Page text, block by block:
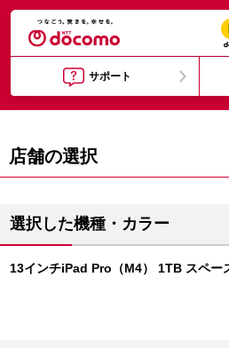
サポート
店舗の選択
選択した機種・カラー
13インチiPad Pro（M4） 1TB スペー